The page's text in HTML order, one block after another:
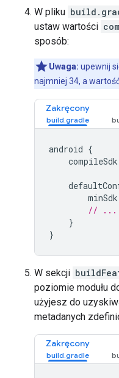
W pliku
ustaw wartości
sposób:
Uwaga: upewnij
najmniej 34, a
Zakręcony
android {
compileSdk
minSdk
// ...
}
}
W sekcji
poziomie modułu
użyjesz do
metadanych
Zakręcony